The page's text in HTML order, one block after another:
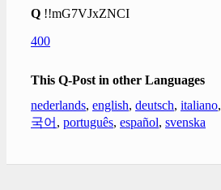
Q !!mG7VJxZNCI
400
This Q-Post in other Languages
nederlands, english, deutsch, italiano,
국어 , português, español, svenska